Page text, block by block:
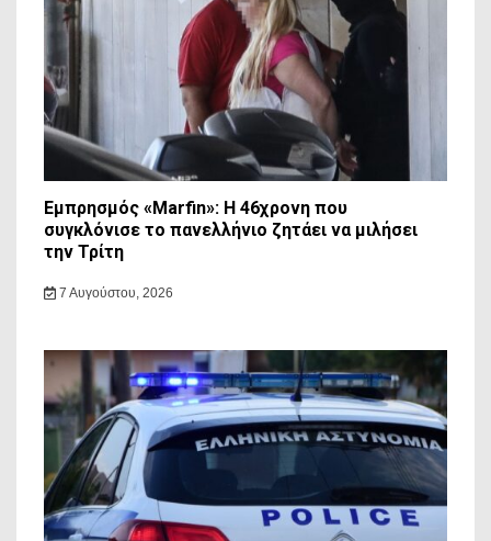
Εμπρησμός «Marfin»: Η 46χρονη που
συγκλόνισε το πανελλήνιο ζητάει να μιλήσει
την Τρίτη
7 Αυγούστου, 2026